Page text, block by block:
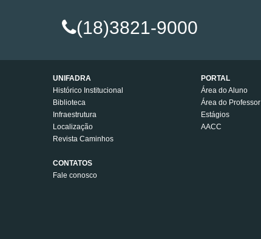
(18)3821-9000
UNIFADRA
Histórico Institucional
Biblioteca
Infraestrutura
Localização
Revista Caminhos
CONTATOS
Fale conosco
PORTAL
Área do Aluno
Área do Professor
Estágios
AACC